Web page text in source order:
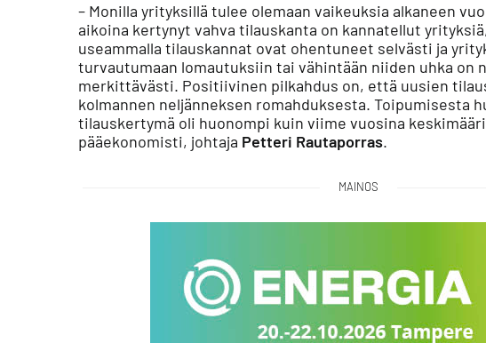
– Monilla yrityksillä tulee olemaan vaikeuksia alkaneen
aikoina kertynyt vahva tilauskanta on kannatellut
useammalla tilauskannat ovat ohentuneet selvästi ja
turvautumaan lomautuksiin tai vähintään niiden uhka on
merkittävästi. Positiivinen pilkahdus on, että uusien
kolmannen neljänneksen romahduksesta. Toipumisesta
tilauskertymä oli huonompi kuin viime vuosina
pääekonomisti, johtaja Petteri Rautaporras.
MAINOS